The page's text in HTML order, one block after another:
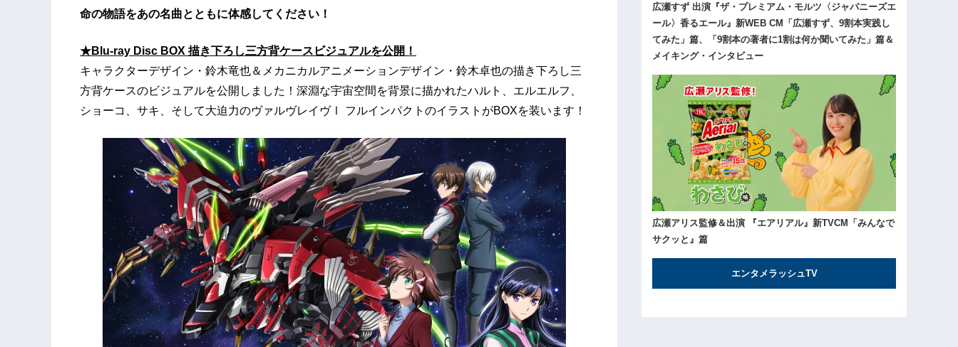
命の物語をあの名曲とともに体感してください！
★Blu-ray Disc BOX 描き下ろし三方背ケースビジュアルを公開！
キャラクターデザイン・鈴木竜也＆メカニカルアニメーションデザイン・鈴木卓也の描き下ろし三
方背ケースのビジュアルを公開しました！深淵な宇宙空間を背景に描かれたハルト、エルエルフ、
ショーコ、サキ、そして大迫力のヴァルヴレイヴⅠ フルインパクトのイラストがBOXを装います！
広瀬すず 出演『ザ・プレミアム・モルツ〈ジャパニーズエ
ール〉香るエール』新WEB CM「広瀬すず、9割本実践し
てみた」篇、「9割本の著者に1割は何か聞いてみた」篇＆
メイキング・インタビュー
広瀬アリス監修＆出演 『エアリアル』新TVCM「みんなで
サクッと』篇
エンタメラッシュTV